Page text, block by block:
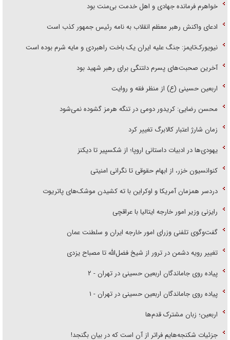
خواهرم فرمانده جهادی و اهل خدمت بی‌منت بود
ادعای واکنش رهبر معظم انقلاب به نامه رئیس جمهور کذب است
نیویورک‌تایمز: جنگ علیه ایران یک باخت راهبردی و مایه شرم بوده است
آخرین صحبت‌های پسرم دلتنگی برای رهبر شهید بود
اربعین حسینی (ع) از منظر فقه و روایت
محسن رضایی: کریدور دومی در تنگه هرمز گشوده نمی‌شود
زمان شارژ اعتبار کالابرگ تغییر کرد
یهودی‌ها در ادبیات داستانی اروپا؛ از شکسپیر تا دیکنز
کنوانسیون خزر، از ابهام حقوقی تا نگرانی امنیتی
دردسر همزمان آمریکا و اوکراین با ته کشیدن موشک‌های پاتریوت
رایزنی وزیر امور خارجه ایتالیا با عراقچی
گفت‌وگوی تلفنی وزرای امور خارجه ایران و سلطنت عمان
تغییر رویه دشمن در ترور از شیخ فضل‌الله تا مصباح یزدی
پیاده روی جاماندگان اربعین حسینی در تهران - ۲
پیاده روی جاماندگان اربعین حسینی در تهران - ۱
اربعین؛ زبان مشترک قدم‌ها
جزئیات شکنجه‌هایم فراتر از آن است که در بیان بگنجد!